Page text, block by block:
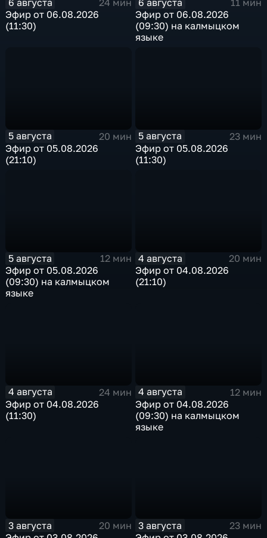
24 мин
Эфир от 06.08.2026
(11:30)
11 мин
Эфир от 06.08.2026
(09:30) на калмыцком
языке
5 августа
20 мин
Эфир от 05.08.2026
(21:10)
5 августа
23 мин
Эфир от 05.08.2026
(11:30)
5 августа
12 мин
Эфир от 05.08.2026
(09:30) на калмыцком
языке
4 августа
20 мин
Эфир от 04.08.2026
(21:10)
4 августа
24 мин
Эфир от 04.08.2026
(11:30)
4 августа
12 мин
Эфир от 04.08.2026
(09:30) на калмыцком
языке
3 августа
20 мин
3 августа
23 мин